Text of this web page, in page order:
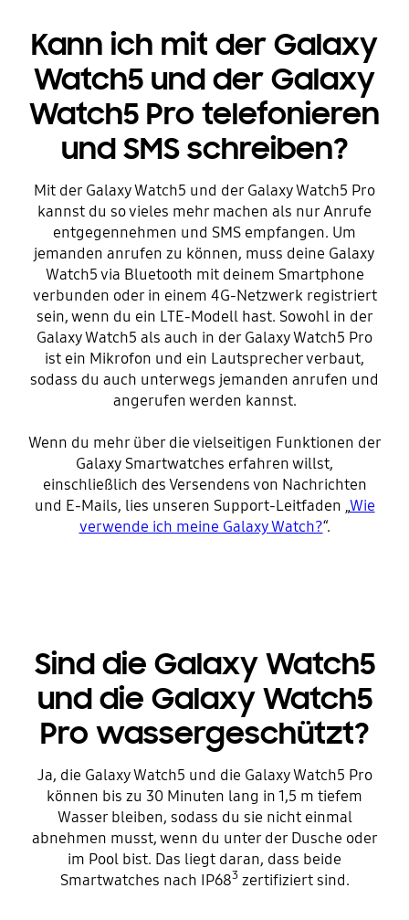
Kann ich mit der Galaxy
Watch5 und der Galaxy
Watch5 Pro telefonieren
und SMS schreiben?
Mit der Galaxy Watch5 und der Galaxy Watch5 Pro
kannst du so vieles mehr machen als nur Anrufe
entgegennehmen und SMS empfangen. Um
jemanden anrufen zu können, muss deine Galaxy
Watch5 via Bluetooth mit deinem Smartphone
verbunden oder in einem 4G-Netzwerk registriert
sein, wenn du ein LTE-Modell hast. Sowohl in der
Galaxy Watch5 als auch in der Galaxy Watch5 Pro
ist ein Mikrofon und ein Lautsprecher verbaut,
sodass du auch unterwegs jemanden anrufen und
angerufen werden kannst.
Wenn du mehr über die vielseitigen Funktionen der
Galaxy Smartwatches erfahren willst,
einschließlich des Versendens von Nachrichten
und E-Mails, lies unseren Support-Leitfaden „Wie
verwende ich meine Galaxy Watch?“.
Sind die Galaxy Watch5
und die Galaxy Watch5
Pro wassergeschützt?
Ja, die Galaxy Watch5 und die Galaxy Watch5 Pro
können bis zu 30 Minuten lang in 1,5 m tiefem
Wasser bleiben, sodass du sie nicht einmal
abnehmen musst, wenn du unter der Dusche oder
im Pool bist. Das liegt daran, dass beide
Smartwatches nach IP683 zertifiziert sind.